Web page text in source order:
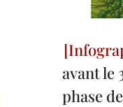
avant le
phase